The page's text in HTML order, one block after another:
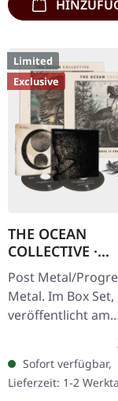
Limited
Exclusive
THE OCEAN
COLLECTIVE ·
Phanerozoic II:
Mesozoic |
EXCLUSIVE 2CD
BOXSET
Post Metal/
Metal. Im Box Set,
veröffentlicht am
25.09.2020, auf
Blade Records.
Edition, CD-Boxset-
Komplettierungs-
Sofort verfügbar,
Lieferzeit: 1-2